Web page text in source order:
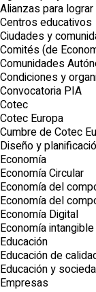
Alianzas para
Centros educativos
Ciudades y
Comités (de
Comunidades
Condiciones y
Convocatoria PIA
Cotec
Cotec Europa
Cumbre de Cotec
Diseño y
Economía
Economía Circular
Economía del
Economía del
Economía Digital
Economía intangible
Educación
Educación de
Educación y
Empresas